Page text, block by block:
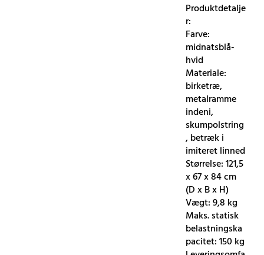
Produktdetalje
r:
Farve:
midnatsblå-
hvid
Materiale:
birketræ,
metalramme
indeni,
skumpolstring
, betræk i
imiteret linned
Størrelse: 121,5
x 67 x 84 cm
(D x B x H)
Vægt: 9,8 kg
Maks. statisk
belastningska
pacitet: 150 kg